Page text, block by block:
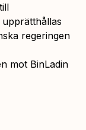
regeringen
mot BinLadin